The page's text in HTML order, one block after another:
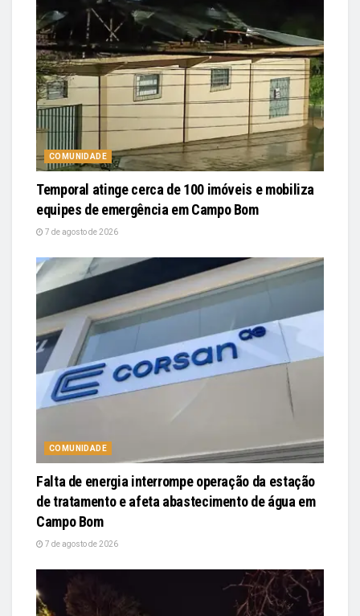
COMUNIDADE
Temporal atinge cerca de 100 imóveis e mobiliza
equipes de emergência em Campo Bom
7 de agosto de 2026
COMUNIDADE
Falta de energia interrompe operação da estação
de tratamento e afeta abastecimento de água em
Campo Bom
7 de agosto de 2026